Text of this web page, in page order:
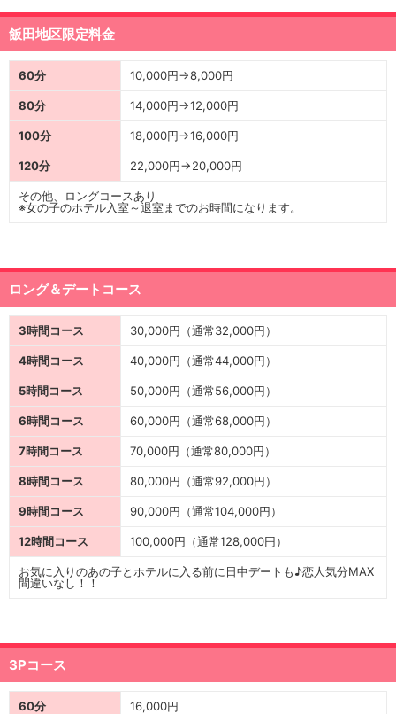
飯田地区限定料金
60分 10,000円→8,000円
80分 14,000円→12,000円
100分 18,000円→16,000円
120分 22,000円→20,000円
その他、ロングコースあり
※女の子のホテル入室～退室までのお時間になります。
ロング＆デートコース
3時間コース 30,000円（通常32,000円）
4時間コース 40,000円（通常44,000円）
5時間コース 50,000円（通常56,000円）
6時間コース 60,000円（通常68,000円）
7時間コース 70,000円（通常80,000円）
8時間コース 80,000円（通常92,000円）
9時間コース 90,000円（通常104,000円）
12時間コース 100,000円（通常128,000円）
お気に入りのあの子とホテルに入る前に日中デートも♪恋人気分MAX
間違いなし！！
3Pコース
60分 16,000円